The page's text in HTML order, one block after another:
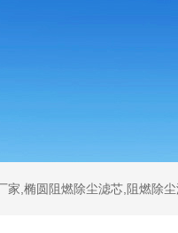
家,椭圆阻燃除尘滤芯,阻燃除